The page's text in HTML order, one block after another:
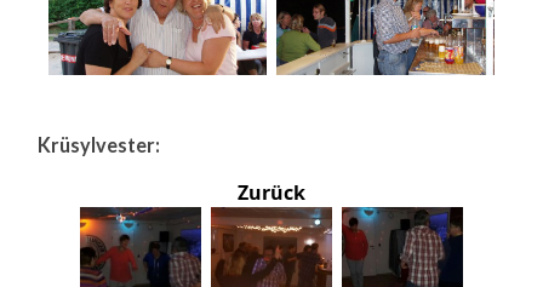
Krüsylvester:
Zurück